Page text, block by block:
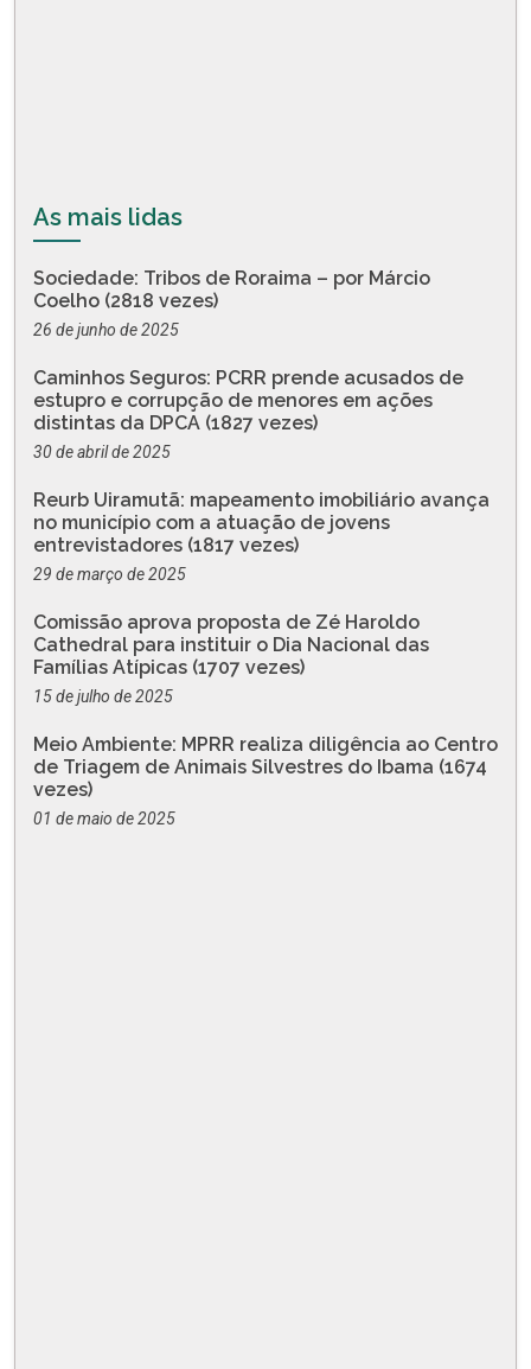
As mais lidas
Sociedade: Tribos de Roraima – por Márcio
Coelho (2818 vezes)
26 de junho de 2025
Caminhos Seguros: PCRR prende acusados de
estupro e corrupção de menores em ações
distintas da DPCA (1827 vezes)
30 de abril de 2025
Reurb Uiramutã: mapeamento imobiliário avança
no município com a atuação de jovens
entrevistadores (1817 vezes)
29 de março de 2025
Comissão aprova proposta de Zé Haroldo
Cathedral para instituir o Dia Nacional das
Famílias Atípicas (1707 vezes)
15 de julho de 2025
Meio Ambiente: MPRR realiza diligência ao Centro
de Triagem de Animais Silvestres do Ibama (1674
vezes)
01 de maio de 2025